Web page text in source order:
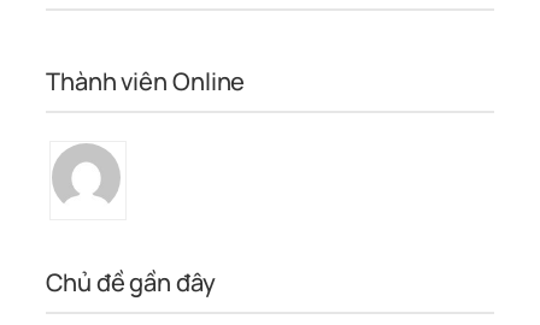
Thành viên Online
Chủ đề gần đây